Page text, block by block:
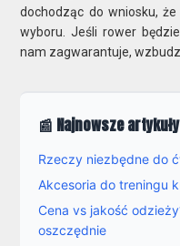
dochodząc do wniosku,
wyboru. Jeśli rower
nam zagwarantuje,
📰 Najnowsze artykuły
Rzeczy niezbędne do
Akcesoria do treningu
Cena vs jakość
oszczędnie